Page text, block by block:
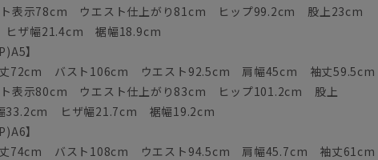
ト表示78cm ウエスト仕上がり81cm ヒップ99.2cm 股上23cm
ヒザ幅21.4cm 裾幅18.9cm
】
丈72cm バスト106cm ウエスト92.5cm 肩幅45cm 袖丈59.5cm
ト表示80cm ウエスト仕上がり83cm ヒップ101.2cm 股上
33.2cm ヒザ幅21.7cm 裾幅19.2cm
】
丈74cm バスト108cm ウエスト94.5cm 肩幅45.7cm 袖丈61cm